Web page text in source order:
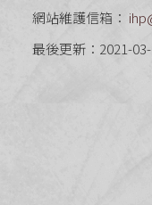
網站維護信箱：
最後更新：2021-